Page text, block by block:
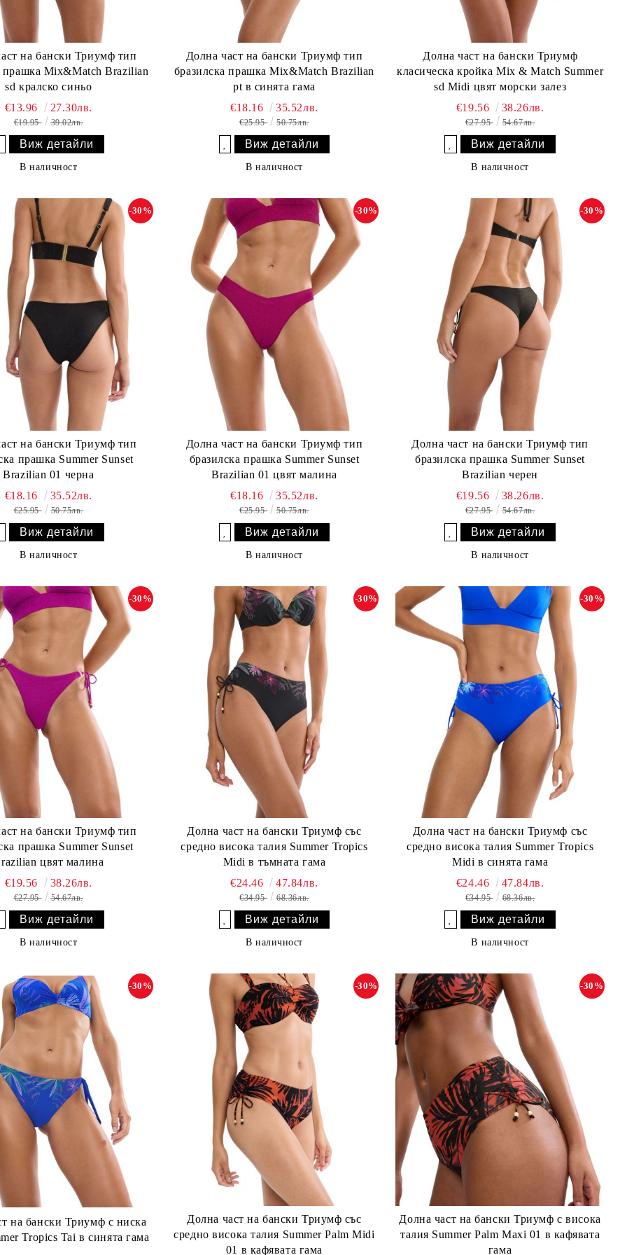
на бански Триумф тип
прашка Mix&Match Brazilian
sd кралско синьо
€13.96 27.30лв.
€19.95 39.02лв.
Виж детайли
В наличност
Долна част на бански Триумф тип
бразилска прашка Mix&Match Brazilian
pt в синята гама
€18.16 35.52лв.
€25.95 50.75лв.
Виж детайли
В наличност
Долна част на бански Триумф
класическа кройка Mix & Match Summer
sd Midi цвят морски залез
€19.56 38.26лв.
€27.95 54.67лв.
Виж детайли
В наличност
на бански Триумф тип
прашка Summer Sunset
Brazilian 01 черна
-30%
€18.16 35.52лв.
€25.95 50.75лв.
Виж детайли
В наличност
Долна част на бански Триумф тип
бразилска прашка Summer Sunset
Brazilian 01 цвят малина
-30%
€18.16 35.52лв.
€25.95 50.75лв.
Виж детайли
В наличност
Долна част на бански Триумф тип
бразилска прашка Summer Sunset
Brazilian черен
-30%
€19.56 38.26лв.
€27.95 54.67лв.
Виж детайли
В наличност
на бански Триумф тип
прашка Summer Sunset
цвят малина
-30%
€19.56 38.26лв.
€27.95 54.67лв.
Виж детайли
В наличност
Долна част на бански Триумф със
средно висока талия Summer Tropics
Midi в тъмната гама
-30%
€24.46 47.84лв.
€34.95 68.36лв.
Виж детайли
В наличност
Долна част на бански Триумф със
средно висока талия Summer Tropics
Midi в синята гама
-30%
€24.46 47.84лв.
€34.95 68.36лв.
Виж детайли
В наличност
на бански Триумф с ниска
Tropics Tai в синята гама
-30%
Долна част на бански Триумф със
средно висока талия Summer Palm Midi
01 в кафявата гама
-30%
Долна част на бански Триумф с висока
талия Summer Palm Maxi 01 в кафявата
гама
-30%